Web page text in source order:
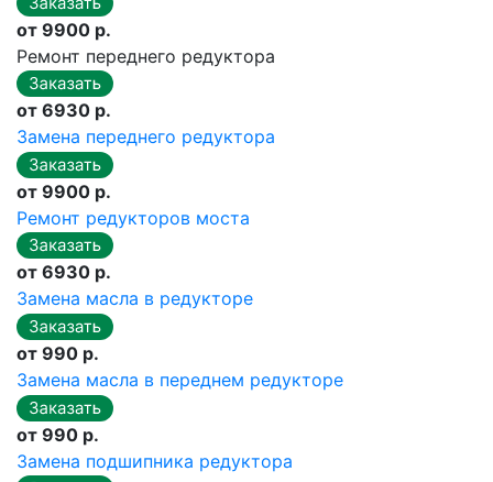
от 9900 р.
Ремонт переднего редуктора
от 6930 р.
Замена переднего редуктора
от 9900 р.
Ремонт редукторов моста
от 6930 р.
Замена масла в редукторе
от 990 р.
Замена масла в переднем редукторе
от 990 р.
Замена подшипника редуктора